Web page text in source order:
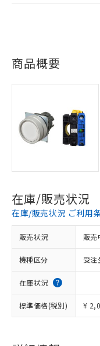
商品概要
在庫/販売状況
在庫/販売状況 ご利用
販売状況 販売
機種区分 受注
在庫状況
標準価格(税別) ¥